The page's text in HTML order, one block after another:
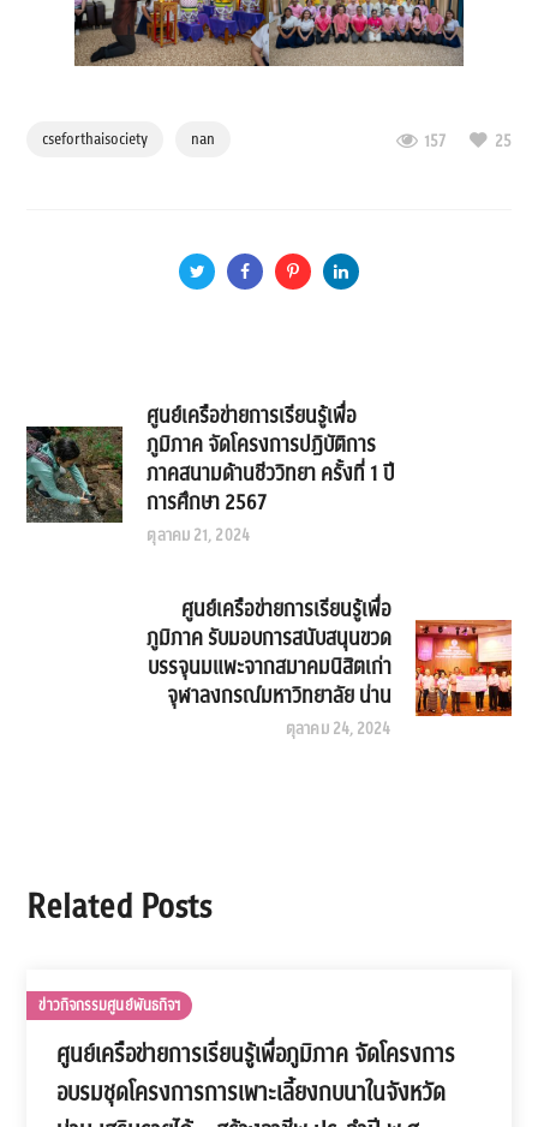
cseforthaisociety nan 157 25
ศูนย์เครือข่ายการเรียนรู้เพื่อ
ภูมิภาค จัดโครงการปฏิบัติการ
ภาคสนามด้านชีววิทยา ครั้งที่ 1 ปี
การศึกษา 2567
ตุลาคม 21, 2024
ศูนย์เครือข่ายการเรียนรู้เพื่อ
ภูมิภาค รับมอบการสนับสนุนขวด
บรรจุนมแพะจากสมาคมนิสิตเก่า
จุฬาลงกรณ์มหาวิทยาลัย น่าน
ตุลาคม 24, 2024
Related Posts
ข่าวกิจกรรมศูนย์พันธกิจฯ
ศูนย์เครือข่ายการเรียนรู้เพื่อภูมิภาค จัดโครงการ
อบรมชุดโครงการการเพาะเลี้ยงกบนาในจังหวัด